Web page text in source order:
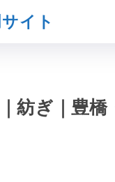
イト
紡ぎ｜豊